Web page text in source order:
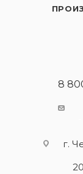
8
г.